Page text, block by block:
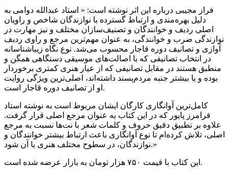
فراز مجیبی درباره این اثر نوشته است: « استاد عبدالله دوامی به
دلیل بهره‌مندی و ارتباط گسترده با نوازندگان شاخص و راویان
اصلی ردیف و خوانندگان و تصنیف‌سازان مختلف و نیز مهارت در
نوازندگی ضرب و خوانندگی، به عنوان مهم‌ترین مرجع و راوی ردیف
آوازی و تصانیف دوره قاجار محسوب می‌شد. نوع نگاه زیباشناسانه
در انتخاب تصانیفی که با اصالت‌های موسیقی دستگاهی همگن و
منطبق هستند در مقابل تصانیفی که از عیار هنری کمتری برخوردار
بوده و یا بیشتر جنبه مردم‌پسند داشته‌اند، اصلی‌ترین ویژگی روایت
او از تصانیف دوره قاجار است.
کامل‌ترین آوانگاری کارگان ایشان مربوط است به نوشته استاد
فرامرز پایور که در این کتاب به عنوان مرجع اصلی قرار گرفت.
علاوه بر تطبیق دقیق حروف و کلمات شعر با نت‌ها نسبت به مرجع
اصلی، تلاش کرده‌ام تا نوع آوانگاری باعث ارتباط بیشتر خوانندگان و
نوازندگان، در سطوح مختلف هنری با آن شود.»
این کتاب با قیمت ۷۵۰ هزار تومان به بازار عرضه شده است.